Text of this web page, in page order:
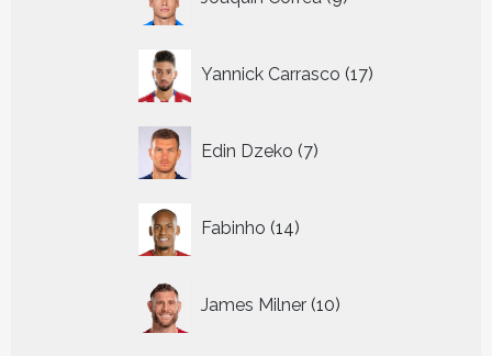
producten
Yannick Carrasco 17
producten
Edin Dzeko 7
producten
Fabinho 14
producten
James Milner 10
producten